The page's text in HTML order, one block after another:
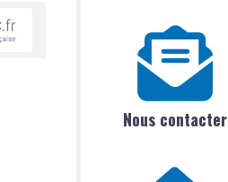
Nous contacter